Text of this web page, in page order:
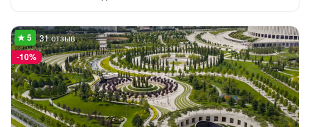
-10%
31 отзыв